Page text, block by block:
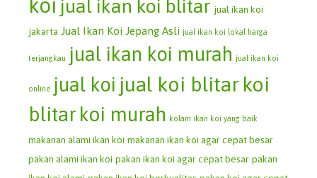
koi jual ikan koi blitar jual ikan koi
jakarta Jual Ikan Koi Jepang Asli jual ikan koi lokal harga
terjangkau jual ikan koi murah jual ikan koi
online jual koi jual koi blitar koi
blitar koi murah kolam ikan koi yang baik
makanan alami ikan koi makanan ikan koi agar cepat besar
pakan alami ikan koi pakan ikan koi agar cepat besar pakan